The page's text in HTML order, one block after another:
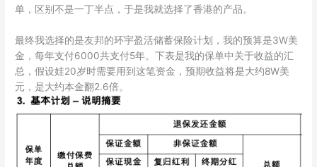
单，区别不是一丁半点，于是我就选择了香港的产品。
最终我选择的是友邦的环宇盈活储蓄保险计划，我的预算是3W美
金，每年支付6000共支付5年。下表是我的保单中关于收益的汇
总，假设娃20岁时需要用到这笔资金，预期收益将是大约8W美
元，是大约本金翻2.6倍。